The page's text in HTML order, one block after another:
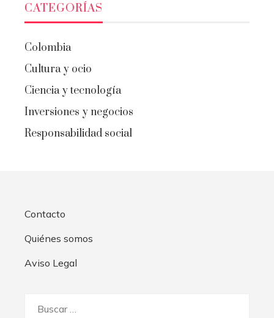
CATEGORÍAS
Colombia
Cultura y ocio
Ciencia y tecnología
Inversiones y negocios
Responsabilidad social
Contacto
Quiénes somos
Aviso Legal